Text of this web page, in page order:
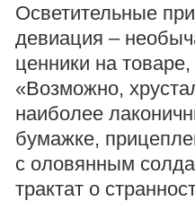
Осветительные
девиация –
ценники на
«Возможно,
наиболее
бумажке,
с оловянным
трактат о